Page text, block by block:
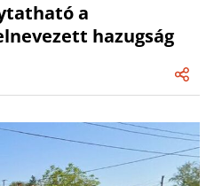
a
hazugság